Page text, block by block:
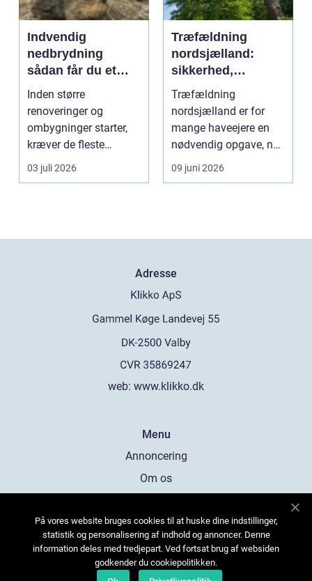
Indvendig
nedbrydning
sådan får du et
sikkert
udgangspunkt for
ombygning
Inden større
renoveringer og
ombygninger starter,
kræver de fleste
bygninger en grundig
indvendig ne...
03 juli 2026
Træfældning
nordsjælland:
sikkerhed,
planlægning og
professionel hjælp
Træfældning
nordsjælland er for
mange haveejere en
nødvendig opgave, når
store træer skaber
skade, s...
09 juni 2026
Adresse
web: www.klikko.dk
Menu
Annoncering
Om os
Kontakt os
Sitemap
På vores website bruges cookies til at huske dine indstillinger,
statistik og personalisering af indhold og annoncer. Denne
information deles med tredjepart. Ved fortsat brug af websiden
godkender du cookiepolitikken.